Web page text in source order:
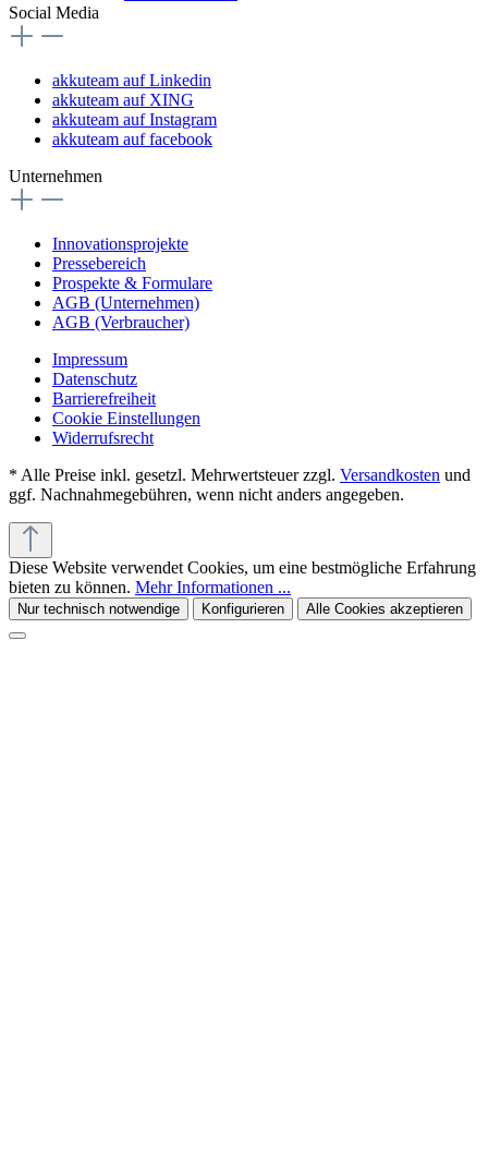
Social Media
akkuteam auf Linkedin
akkuteam auf XING
akkuteam auf Instagram
akkuteam auf facebook
Unternehmen
Innovationsprojekte
Pressebereich
Prospekte & Formulare
AGB (Unternehmen)
AGB (Verbraucher)
Impressum
Datenschutz
Barrierefreiheit
Cookie Einstellungen
Widerrufsrecht
* Alle Preise inkl. gesetzl. Mehrwertsteuer zzgl. Versandkosten und
ggf. Nachnahmegebühren, wenn nicht anders angegeben.
Diese Website verwendet Cookies, um eine bestmögliche Erfahrung
bieten zu können. Mehr Informationen ...
Nur technisch notwendige Konfigurieren Alle Cookies akzeptieren